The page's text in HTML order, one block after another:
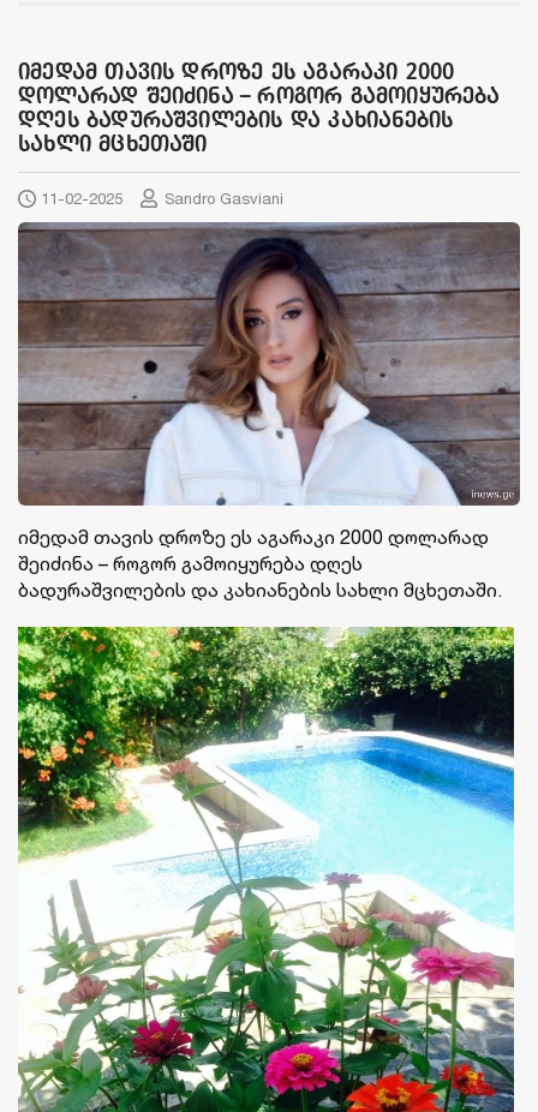
იმედამ თავის დროზე ეს აგარაკი 2000
დოლარად შეიძინა – როგორ გამოიყურება
დღეს ბადურაშვილების და კახიანების
სახლი მცხეთაში
11-02-2025 Sandro Gasviani
იმედამ თავის დროზე ეს აგარაკი 2000 დოლარად
შეიძინა – როგორ გამოიყურება დღეს
ბადურაშვილების და კახიანების სახლი მცხეთაში.